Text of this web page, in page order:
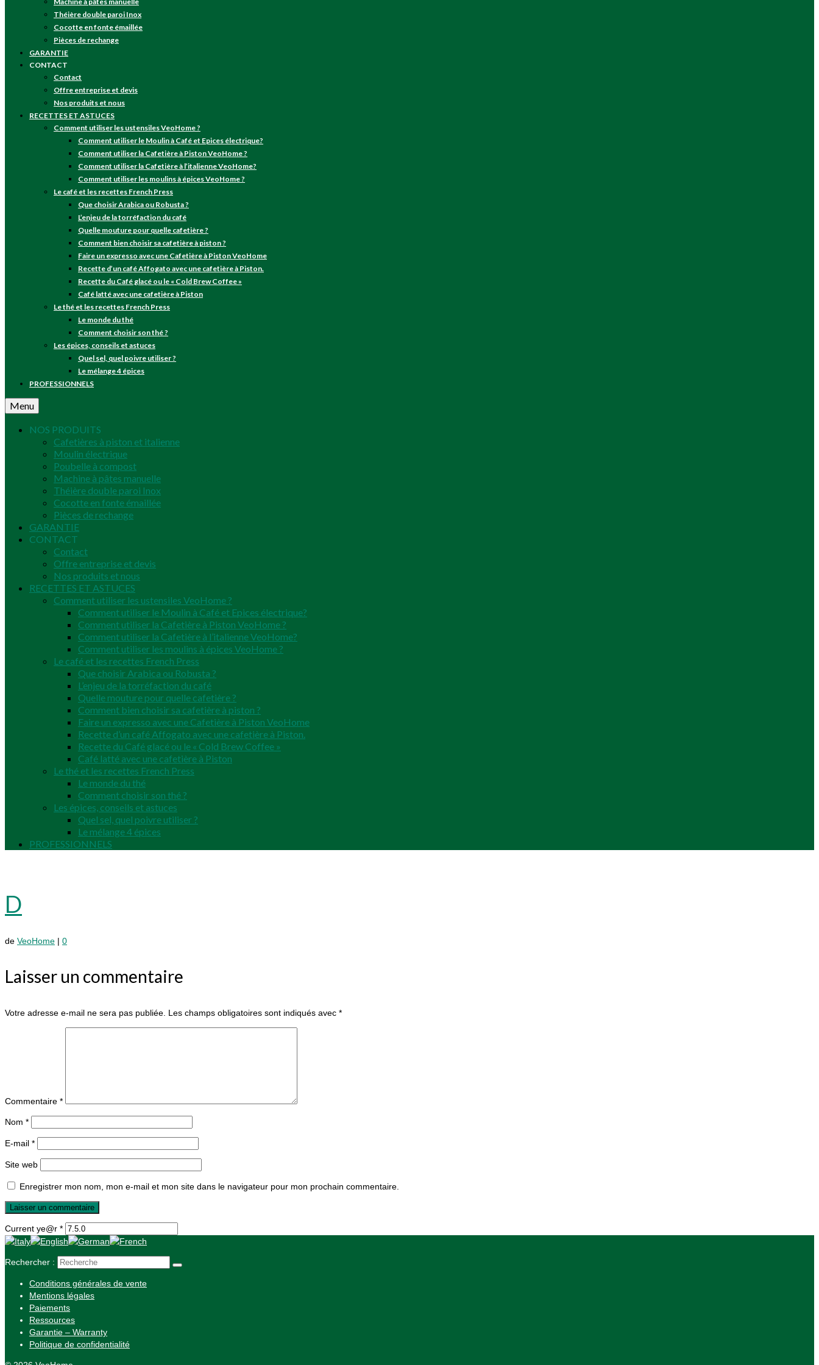
Théière double paroi Inox
Cocotte en fonte émaillée
Pièces de rechange
GARANTIE
CONTACT
Contact
Offre entreprise et devis
Nos produits et nous
RECETTES ET ASTUCES
Comment utiliser les ustensiles VeoHome ?
Comment utiliser le Moulin à Café et Epices électrique?
Comment utiliser la Cafetière à Piston VeoHome ?
Comment utiliser la Cafetière à l’italienne VeoHome?
Comment utiliser les moulins à épices VeoHome ?
Le café et les recettes French Press
Que choisir Arabica ou Robusta ?
L’enjeu de la torréfaction du café
Quelle mouture pour quelle cafetière ?
Comment bien choisir sa cafetière à piston ?
Faire un expresso avec une Cafetière à Piston VeoHome
Recette d’un café Affogato avec une cafetière à Piston.
Recette du Café glacé ou le « Cold Brew Coffee »
Café latté avec une cafetière à Piston
Le thé et les recettes French Press
Le monde du thé
Comment choisir son thé ?
Les épices, conseils et astuces
Quel sel, quel poivre utiliser ?
Le mélange 4 épices
PROFESSIONNELS
Menu
NOS PRODUITS
Cafetières à piston et italienne
Moulin électrique
Poubelle à compost
Machine à pâtes manuelle
Théière double paroi Inox
Cocotte en fonte émaillée
Pièces de rechange
GARANTIE
CONTACT
Contact
Offre entreprise et devis
Nos produits et nous
RECETTES ET ASTUCES
Comment utiliser les ustensiles VeoHome ?
Comment utiliser le Moulin à Café et Epices électrique?
Comment utiliser la Cafetière à Piston VeoHome ?
Comment utiliser la Cafetière à l’italienne VeoHome?
Comment utiliser les moulins à épices VeoHome ?
Le café et les recettes French Press
Que choisir Arabica ou Robusta ?
L’enjeu de la torréfaction du café
Quelle mouture pour quelle cafetière ?
Comment bien choisir sa cafetière à piston ?
Faire un expresso avec une Cafetière à Piston VeoHome
Recette d’un café Affogato avec une cafetière à Piston.
Recette du Café glacé ou le « Cold Brew Coffee »
Café latté avec une cafetière à Piston
Le thé et les recettes French Press
Le monde du thé
Comment choisir son thé ?
Les épices, conseils et astuces
Quel sel, quel poivre utiliser ?
Le mélange 4 épices
PROFESSIONNELS
D
de VeoHome | 0
Laisser un commentaire
Votre adresse e-mail ne sera pas publiée. Les champs obligatoires sont indiqués avec *
Commentaire *
Nom *
E-mail *
Site web
Enregistrer mon nom, mon e-mail et mon site dans le navigateur pour mon prochain commentaire.
Current ye@r *
Rechercher :
Conditions générales de vente
Mentions légales
Paiements
Ressources
Garantie – Warranty
Politique de confidentialité